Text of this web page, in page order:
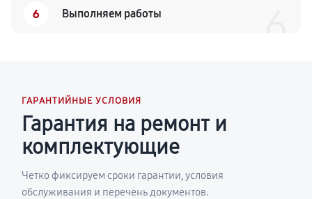
6 Выполняем работы
ГАРАНТИЙНЫЕ УСЛОВИЯ
Гарантия на ремонт и
комплектующие
Четко фиксируем сроки гарантии, условия
обслуживания и перечень документов.